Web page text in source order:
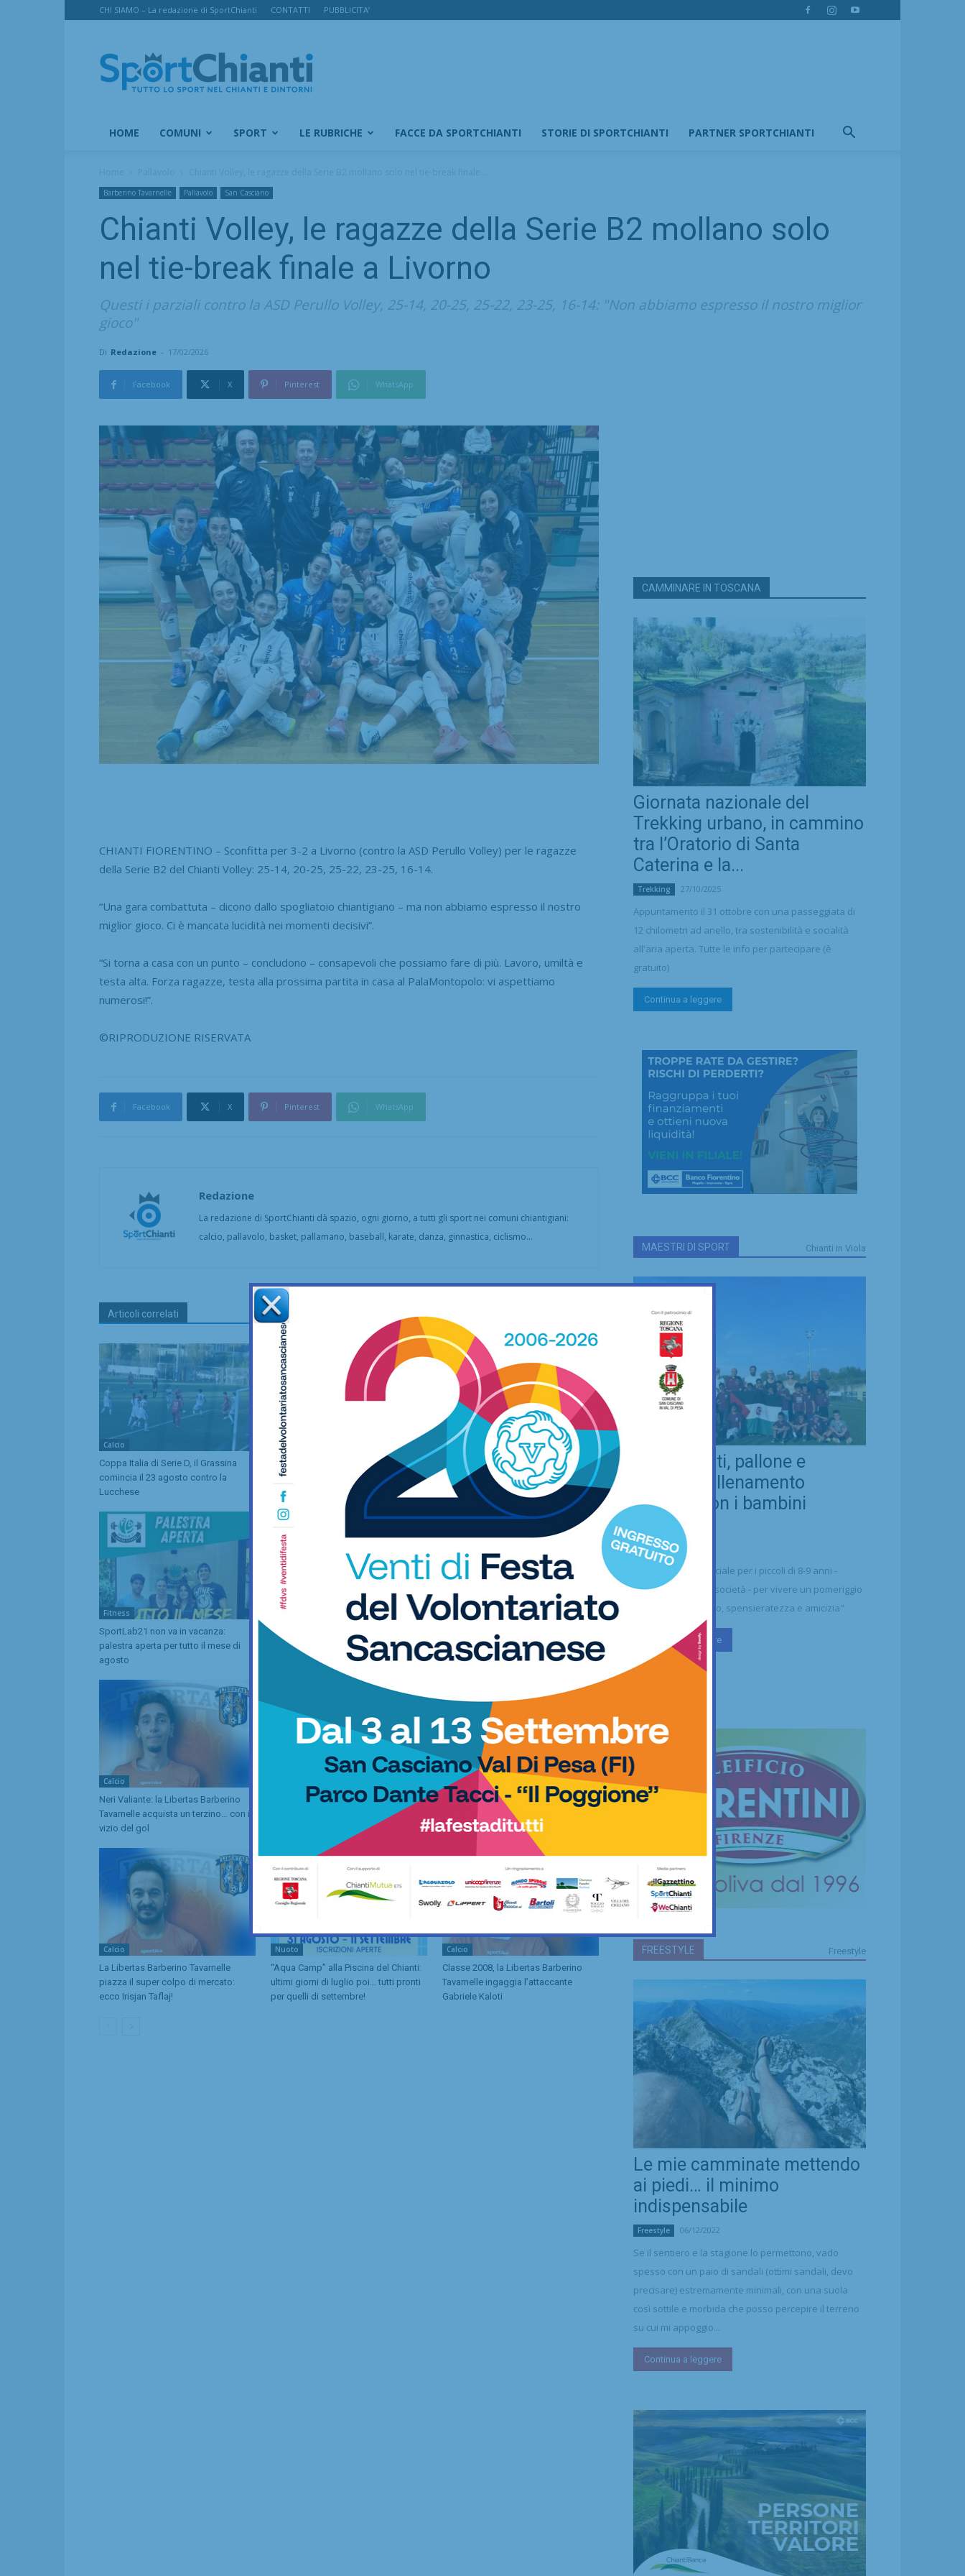
CHI SIAMO – La redazione di SportChianti CONTATTI PUBBLICITA’
SportChianti
HOME COMUNI SPORT LE RUBRICHE FACCE DA SPORTCHIANTI STORIE DI SPORTCHIANTI PARTNER SPORTCHIANTI
Barberino Tavarnelle Pallavolo San Casciano
Chianti Volley, le ragazze della Serie B2 mollano solo
nel tie-break finale a Livorno
Questi i parziali contro la ASD Perullo Volley, 25-14, 20-25, 25-22, 23-25, 16-14: "Non abbiamo espresso il nostro miglior
gioco"
Di Redazione - 17/02/2026
Facebook X Pinterest WhatsApp
CHIANTI FIORENTINO – Sconfitta per 3-2 a Livorno (contro la ASD Perullo Volley) per le ragazze
della Serie B2 del Chianti Volley: 25-14, 20-25, 25-22, 23-25, 16-14.
“Una gara combattuta – dicono dallo spogliatoio chiantigiano – ma non abbiamo espresso il nostro
miglior gioco. Ci è mancata lucidità nei momenti decisivi”.
“Si torna a casa con un punto – concludono – consapevoli che possiamo fare di più. Lavoro, umiltà e
testa alta. Forza ragazze, testa alla prossima partita in casa al PalaMontopolo: vi aspettiamo
numerosi!”.
©RIPRODUZIONE RISERVATA
Facebook X Pinterest WhatsApp
Redazione
La redazione di SportChianti dà spazio, ogni giorno, a tutti gli sport nei comuni chiantigiani:
calcio, pallavolo, basket, pallamano, baseball, karate, danza, ginnastica, ciclismo...
Articoli correlati
Calcio
Coppa Italia di Serie D, il Grassina
comincia il 23 agosto contro la
Lucchese
Calcio
Serie D, ecco i gironi 2026/27.
Grassina e San Donato Tavarnelle con
tre emiliane, una laziale e una umbra
Equitazione
Anastasia Chechi, figlia di Jury,
convocata nella Nazionale Young
Riders agli Europei di equitazione
Fitness
SportLab21 non va in vacanza:
palestra aperta per tutto il mese di
agosto
Serie D, ecco i due passaggi
fondamentali su organici e calendari
(e il Grassina spera…)
Calcio
prima amichevole: 2-1 in rimonta
contro il Grosseto di Indiani
Calcio
Neri Valiante: la Libertas Barberino
Tavarnelle acquista un terzino… con il
vizio del gol
San Donato Tavarnelle, ingaggiato il
difensore classe 2007 Nicholas
Calcetto
Champions Cup Fratres, ecco tutti i
premi individuali dell’edizione 2026.
Fra Palloni d’Oro e…
Calcio
La Libertas Barberino Tavarnelle
piazza il super colpo di mercato:
ecco Irisjan Taflaj!
Nuoto
“Aqua Camp” alla Piscina del Chianti:
ultimi giorni di luglio poi… tutti pronti
per quelli di settembre!
Calcio
Classe 2008, la Libertas Barberino
Tavarnelle ingaggia l’attaccante
Gabriele Kaloti
CAMMINARE IN TOSCANA
Giornata nazionale del
Trekking urbano, in cammino
tra l’Oratorio di Santa
Caterina e la...
Trekking 27/10/2025
Appuntamento il 31 ottobre con una passeggiata di
12 chilometri ad anello, tra sostenibilità e socialità
all'aria aperta. Tutte le info per partecipare (è
gratuito)
Continua a leggere
MAESTRI DI SPORT Chianti in Viola
Real Chianti, pallone e
bellezza: allenamento
insieme con i bambini
Saharawi
Calcio 21/07/2026
"Un'occasione speciale per i piccoli di 8-9 anni -
sottolineano dalla società - per vivere un pomeriggio
di puro divertimento, spensieratezza e amicizia"
Continua a leggere
FREESTYLE Freestyle
Le mie camminate mettendo
ai piedi… il minimo
indispensabile
Freestyle 06/12/2022
Se il sentiero e la stagione lo permettono, vado
spesso con un paio di sandali (ottimi sandali, devo
precisare) estremamente minimali, con una suola
così sottile e morbida che posso percepire il terreno
su cui mi appoggio...
Continua a leggere